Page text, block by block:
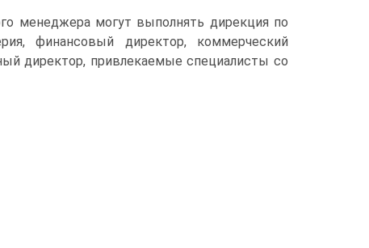
менеджера могут выполнять дирекция по
финансовый директор, коммерческий
директор, привлекаемые специалисты со